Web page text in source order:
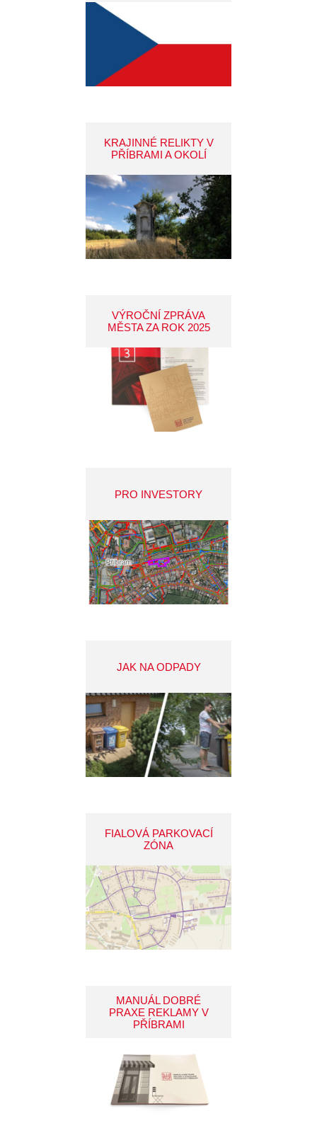
KRAJINNÉ RELIKTY V
PŘÍBRAMI A OKOLÍ
VÝROČNÍ ZPRÁVA
MĚSTA ZA ROK 2025
PRO INVESTORY
JAK NA ODPADY
FIALOVÁ PARKOVACÍ
ZÓNA
MANUÁL DOBRÉ
PRAXE REKLAMY V
PŘÍBRAMI